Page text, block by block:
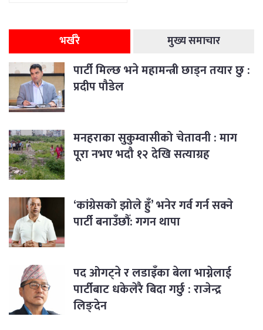
भर्खरै मुख्य समाचार
पार्टी मिल्छ भने महामन्त्री छाड्न तयार छु :
प्रदीप पौडेल
मनहराका सुकुम्वासीको चेतावनी : माग
पूरा नभए भदौ १२ देखि सत्याग्रह
‘कांग्रेसको झोले हुँ’ भनेर गर्व गर्न सक्ने
पार्टी बनाउँछौँ: गगन थापा
पद ओगट्ने र लडाइँका बेला भाग्नेलाई
पार्टीबाट धकेलेरै बिदा गर्छु : राजेन्द्र
लिङ्देन